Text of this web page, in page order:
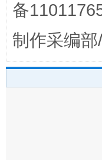
千年窑
备
制作采编